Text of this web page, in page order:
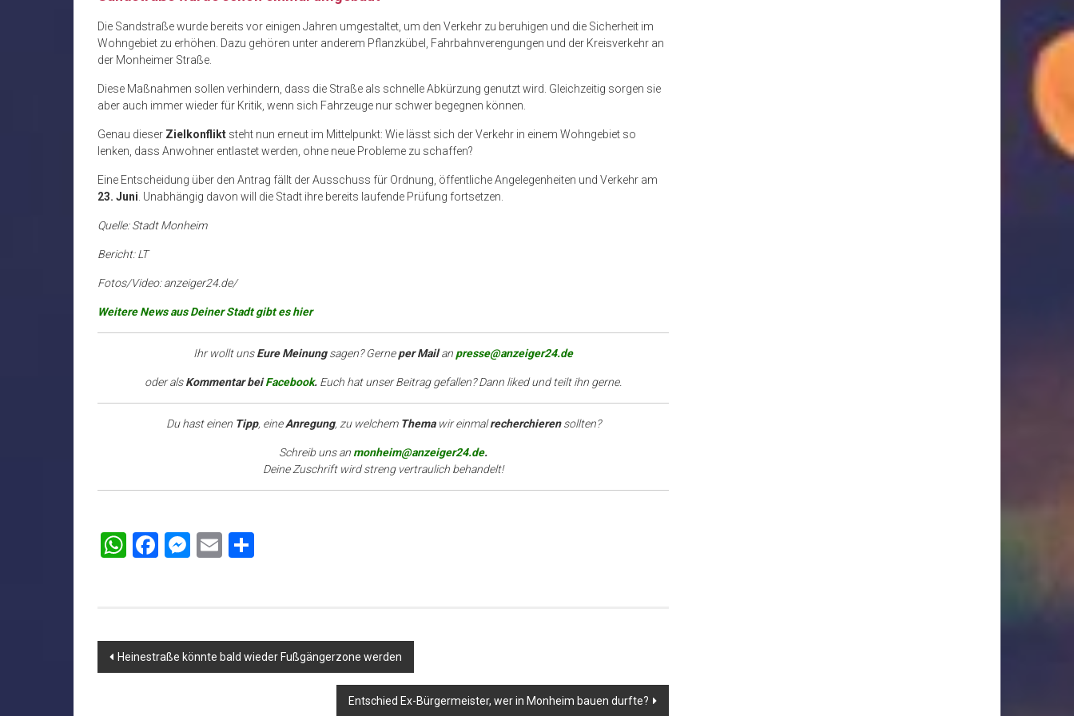
Die Sandstraße wurde bereits vor einigen Jahren umgestaltet, um den Verkehr zu beruhigen und die Sicherheit im
Wohngebiet zu erhöhen. Dazu gehören unter anderem Pflanzkübel, Fahrbahnverengungen und der Kreisverkehr an
der Monheimer Straße.
Diese Maßnahmen sollen verhindern, dass die Straße als schnelle Abkürzung genutzt wird. Gleichzeitig sorgen sie
aber auch immer wieder für Kritik, wenn sich Fahrzeuge nur schwer begegnen können.
Genau dieser Zielkonflikt steht nun erneut im Mittelpunkt: Wie lässt sich der Verkehr in einem Wohngebiet so
lenken, dass Anwohner entlastet werden, ohne neue Probleme zu schaffen?
Eine Entscheidung über den Antrag fällt der Ausschuss für Ordnung, öffentliche Angelegenheiten und Verkehr am
23. Juni. Unabhängig davon will die Stadt ihre bereits laufende Prüfung fortsetzen.
Quelle: Stadt Monheim
Bericht: LT
Fotos/Video: anzeiger24.de/
Weitere News aus Deiner Stadt gibt es hier
Ihr wollt unsEure Meinungsagen? Gerneper Mailanpresse@anzeiger24.de
oder alsKommentar beiFacebook. Euch hat unser Beitrag gefallen? Dann liked und teilt ihn gerne.
Du hast einen Tipp, eineAnregung, zu welchem Themawir einmalrecherchierensollten?
Schreib uns anmonheim@anzeiger24.de.
Deine Zuschrift wird streng vertraulich behandelt!
WhatsApp
Facebook
Messenger
Email
Beitragsnavigation
Heinestraße könnte bald wieder Fußgängerzone werden
Entschied Ex-Bürgermeister, wer in Monheim bauen durfte?